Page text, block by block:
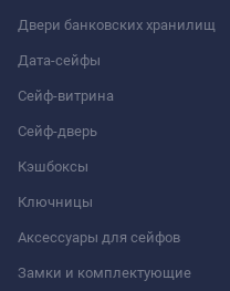
Двери банковских хранилищ
Дата-сейфы
Сейф-витрина
Сейф-дверь
Кэшбоксы
Ключницы
Аксессуары для сейфов
Замки и комплектующие